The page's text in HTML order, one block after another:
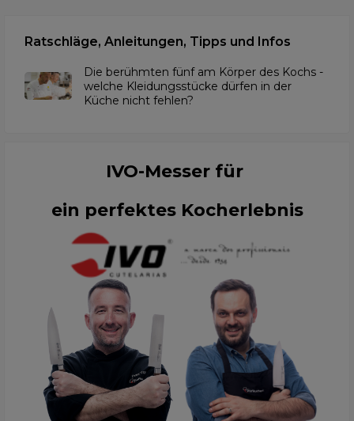
Ratschläge, Anleitungen, Tipps und Infos
Die berühmten fünf am Körper des Kochs -
welche Kleidungsstücke dürfen in der
Küche nicht fehlen?
IVO-Messer für
ein perfektes Kocherlebnis